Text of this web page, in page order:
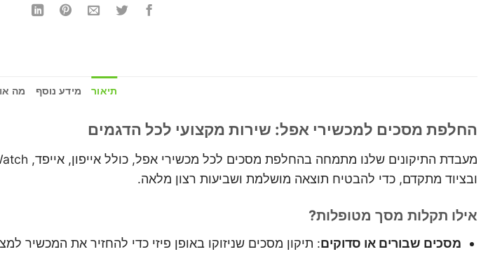
תיאור מידע נוסף מה
החלפת מסכים למכשירי אפל: שירות מקצועי לכל הדגמים
ובציוד מתקדם, כדי להבטיח תוצאה מושלמת ושביעות רצון מלאה.
אילו תקלות מסך מטופלות?
מסכים שבורים או סדוקים: תיקון מסכים שניזוקו באופן פיזי כדי להחזיר את המכשיר